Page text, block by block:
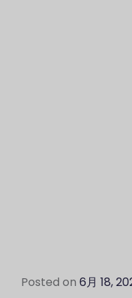
Posted on 6月 18,